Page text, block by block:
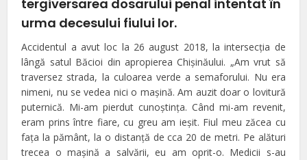
tergiversarea dosarului penal intentat în
urma decesului fiului lor.
Accidentul a avut loc la 26 august 2018, la intersecţia de
lângă satul Băcioi din apropierea Chişinăului. „Am vrut să
traversez strada, la culoarea verde a semaforului. Nu era
nimeni, nu se vedea nici o maşină. Am auzit doar o lovitură
puternică. Mi-am pierdut cunoştinţa. Când mi-am revenit,
eram prins între fiare, cu greu am ieşit. Fiul meu zăcea cu
faţa la pământ, la o distanţă de cca 20 de metri. Pe alături
trecea o maşină a salvării, eu am oprit-o. Medicii s-au